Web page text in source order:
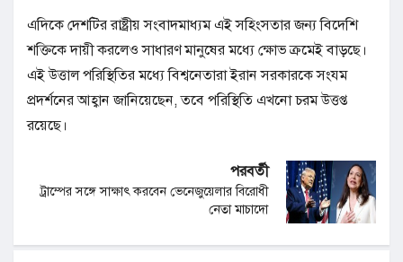
এদিকে দেশটির রাষ্ট্রীয় সংবাদমাধ্যম এই সহিংসতার জন্য বিদেশি
শক্তিকে দায়ী করলেও সাধারণ মানুষের মধ্যে ক্ষোভ ক্রমেই বাড়ছে।
এই উত্তাল পরিস্থিতির মধ্যে বিশ্বনেতারা ইরান সরকারকে সংযম
প্রদর্শনের আহ্বান জানিয়েছেন, তবে পরিস্থিতি এখনো চরম উত্তপ্ত
রয়েছে।
পরবর্তী
ট্রাম্পের সঙ্গে সাক্ষাৎ করবেন ভেনেজুয়েলার বিরোধী
নেতা মাচাদো